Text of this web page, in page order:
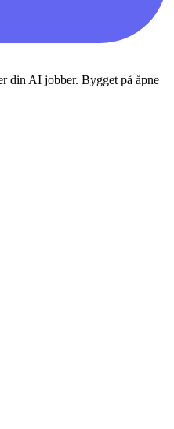
AI jobber. Bygget på åpne